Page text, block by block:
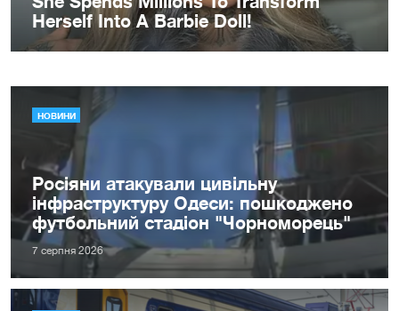
НОВИНИ
Росіяни атакували цивільну
інфраструктуру Одеси: пошкоджено
футбольний стадіон "Чорноморець"
7 серпня 2026